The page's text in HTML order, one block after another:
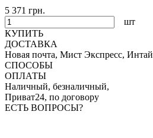
5 371 грн.
шт
КУПИТЬ
ДОСТАВКА
Новая почта, Мист Экспресс,
СПОСОБЫ
ОПЛАТЫ
Наличный, безналичный,
Приват24, по договору
ЕСТЬ ВОПРОСЫ?